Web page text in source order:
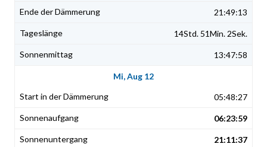
21:49:13
14Std. 51Min. 2Sek.
13:47:58
Mi, Aug 12
05:48:27
06:23:59
21:11:37